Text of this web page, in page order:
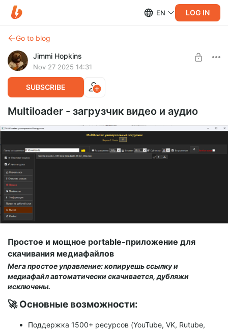
EN LOG IN
Go to blog
Jimmi Hopkins
Nov 27 2025 14:31
SUBSCRIBE
Multiloader - загрузчик видео и аудио
Простое и мощное portable-приложение для
скачивания медиафайлов
Мега простое управление: копируешь ссылку и
медиафайл автоматически скачивается, дубляжи
исключены.
🚀 Основные возможности:
Поддержка 1500+ ресурсов (YouTube, VK, Rutube,